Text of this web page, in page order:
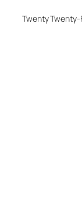
Twenty Twenty-